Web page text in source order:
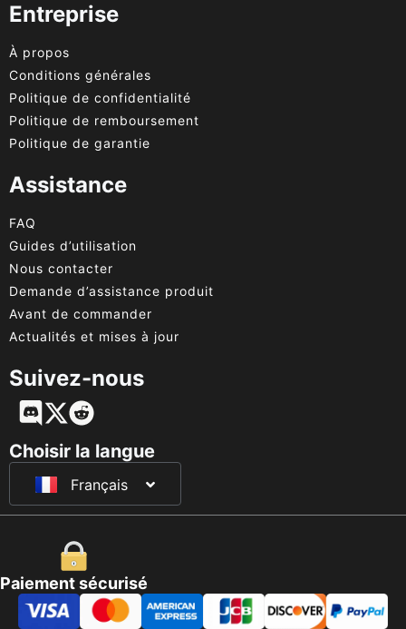
Entreprise
À propos
Conditions générales
Politique de confidentialité
Politique de remboursement
Politique de garantie
Assistance
FAQ
Guides d’utilisation
Nous contacter
Demande d’assistance produit
Avant de commander
Actualités et mises à jour
Suivez-nous
Choisir la langue
Français
English
Deutsch
日本語
Paiement sécurisé